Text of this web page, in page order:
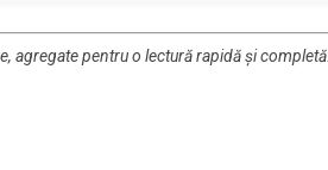
agregate pentru o lectură rapidă și completă.